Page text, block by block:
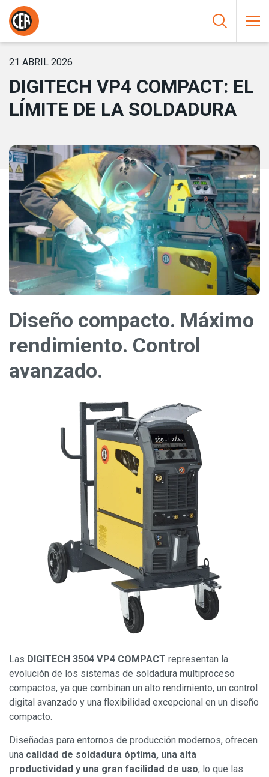
Saltar al contenido
HOME/
SOLDADURA
21 ABRIL 2026
DIGITECH VP4 COMPACT: EL
LÍMITE DE LA SOLDADURA
Diseño compacto. Máximo
rendimiento. Control
avanzado.
Las DIGITECH 3504 VP4 COMPACT representan la
evolución de los sistemas de soldadura multiproceso
compactos, ya que combinan un alto rendimiento, un control
digital avanzado y una flexibilidad excepcional en un diseño
compacto.
Diseñadas para entornos de producción modernos, ofrecen
una calidad de soldadura óptima, una alta
productividad y una gran facilidad de uso, lo que las